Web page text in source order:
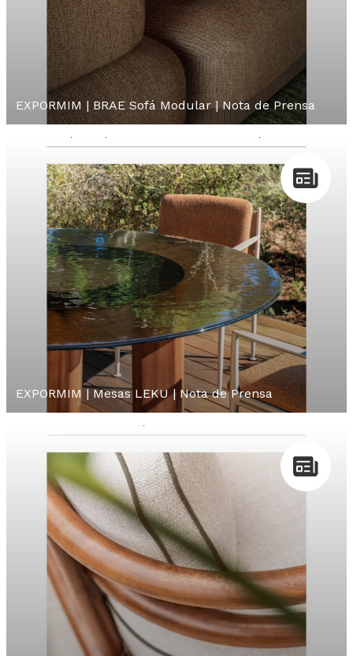
EXPORMIM | BRAE Sofá Modular | Nota de Prensa
EXPORMIM | Mesas LEKU | Nota de Prensa